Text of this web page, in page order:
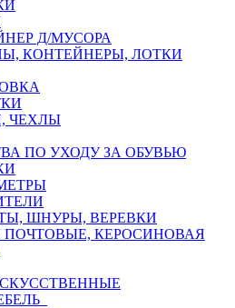
Д/МУСОРА
КОНТЕЙНЕРЫ, ЛОТКИ
ЧЕХЛЫ
ПО УХОДУ ЗА ОБУВЬЮ
ШНУРЫ, ВЕРЕВКИ
КЕРОСИНОВАЯ